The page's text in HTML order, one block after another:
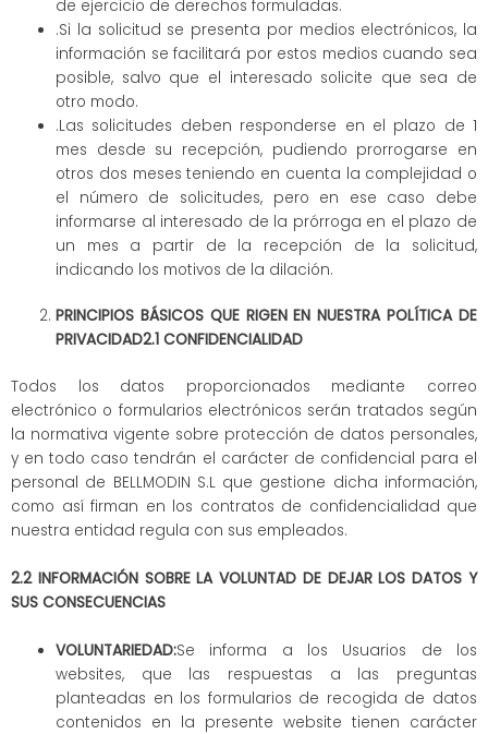
de ejercicio de derechos formuladas.
.Si la solicitud se presenta por medios electrónicos, la
información se facilitará por estos medios cuando sea
posible, salvo que el interesado solicite que sea de
otro modo.
.Las solicitudes deben responderse en el plazo de 1
mes desde su recepción, pudiendo prorrogarse en
otros dos meses teniendo en cuenta la complejidad o
el número de solicitudes, pero en ese caso debe
informarse al interesado de la prórroga en el plazo de
un mes a partir de la recepción de la solicitud,
indicando los motivos de la dilación.
PRINCIPIOS BÁSICOS QUE RIGEN EN NUESTRA POLÍTICA DE
PRIVACIDAD2.1 CONFIDENCIALIDAD
Todos los datos proporcionados mediante correo
electrónico o formularios electrónicos serán tratados según
la normativa vigente sobre protección de datos personales,
y en todo caso tendrán el carácter de confidencial para el
personal de BELLMODIN S.L que gestione dicha información,
como así firman en los contratos de confidencialidad que
nuestra entidad regula con sus empleados.
2.2 INFORMACIÓN SOBRE LA VOLUNTAD DE DEJAR LOS DATOS Y
SUS CONSECUENCIAS
VOLUNTARIEDAD:Se informa a los Usuarios de los
websites, que las respuestas a las preguntas
planteadas en los formularios de recogida de datos
contenidos en la presente website tienen carácter